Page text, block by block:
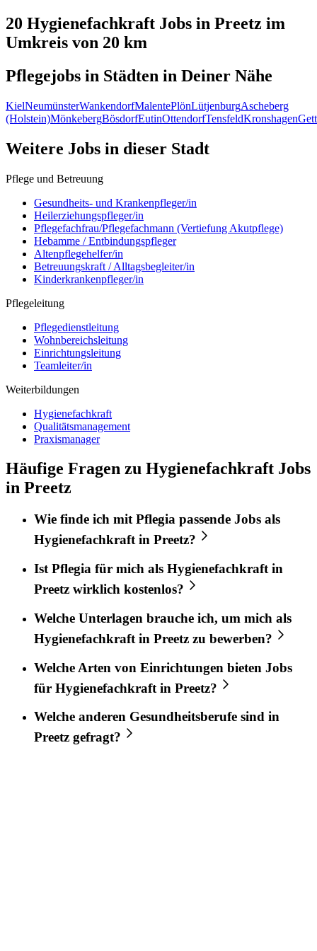
20 Hygienefachkraft Jobs in Preetz im
Umkreis von 20 km
Pflegejobs in Städten in Deiner Nähe
KielNeumünsterWankendorfMalentePlönLütjenburgAscheberg
(Holstein)MönkebergBösdorfEutinOttendorfTensfeldKronshagen
Weitere Jobs in dieser Stadt
Pflege und Betreuung
Gesundheits- und Krankenpfleger/in
Heilerziehungspfleger/in
Pflegefachfrau/Pflegefachmann (Vertiefung Akutpflege)
Hebamme / Entbindungspfleger
Altenpflegehelfer/in
Betreuungskraft / Alltagsbegleiter/in
Kinderkrankenpfleger/in
Pflegeleitung
Pflegedienstleitung
Wohnbereichsleitung
Einrichtungsleitung
Teamleiter/in
Weiterbildungen
Hygienefachkraft
Qualitätsmanagement
Praxismanager
Häufige Fragen zu Hygienefachkraft Jobs
in Preetz
Wie finde ich mitPflegia passende Jobs als
Hygienefachkraftin Preetz?
Ist Pflegia für mich als Hygienefachkraft in
Preetz wirklich kostenlos?
Welche Unterlagen brauche ich, um mich als
Hygienefachkraft in Preetz zu bewerben?
Welche Arten von Einrichtungen bieten Jobs
für Hygienefachkraft in Preetz?
Welche anderen Gesundheitsberufe sind in
Preetz gefragt?